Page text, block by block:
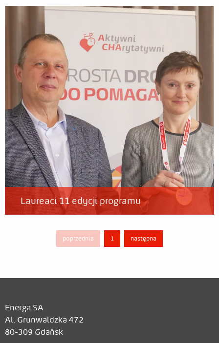
Laureaci 11 edycji programu
poprzednia 1 następna
Energa SA
Al. Grunwaldzka 472
80-309 Gdańsk